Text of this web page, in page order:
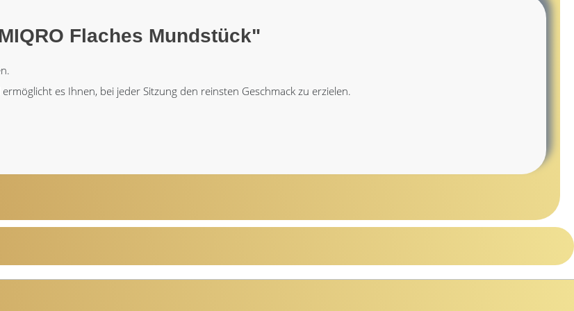
Flaches Mundstück"
es Ihnen, bei jeder Sitzung den reinsten Geschmack zu erzielen.